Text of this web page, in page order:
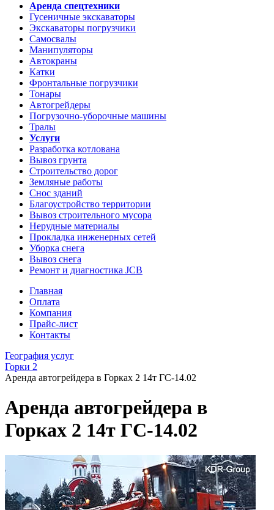
Аренда спецтехники
Гусеничные экскаваторы
Экскаваторы погрузчики
Самосвалы
Манипуляторы
Автокраны
Катки
Фронтальные погрузчики
Тонары
Автогрейдеры
Погрузочно-уборочные машины
Тралы
Услуги
Разработка котлована
Вывоз грунта
Строительство дорог
Земляные работы
Снос зданий
Благоустройство территории
Вывоз строительного мусора
Нерудные материалы
Прокладка инженерных сетей
Уборка снега
Вывоз снега
Ремонт и диагностика JCB
Главная
Оплата
Компания
Прайс-лист
Контакты
География услуг
Горки 2
Аренда автогрейдера в Горках 2 14т ГС-14.02
Аренда автогрейдера в
Горках 2 14т ГС-14.02